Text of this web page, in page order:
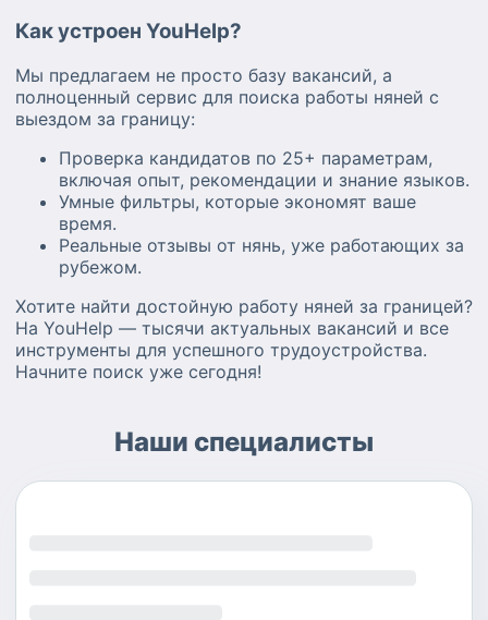
Как устроен YouHelp?
Мы предлагаем не просто базу вакансий, а
полноценный сервис для поиска работы няней с
выездом за границу:
Проверка кандидатов по 25+ параметрам,
включая опыт, рекомендации и знание языков.
Умные фильтры, которые экономят ваше
время.
Реальные отзывы от нянь, уже работающих за
рубежом.
Хотите найти достойную работу няней за границей?
На YouHelp — тысячи актуальных вакансий и все
инструменты для успешного трудоустройства.
Начните поиск уже сегодня!
Наши специалисты